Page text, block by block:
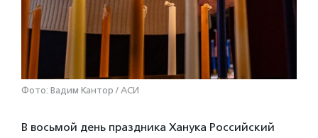
Фото: Вадим Кантор / АСИ
В восьмой день праздника Ханука Российский